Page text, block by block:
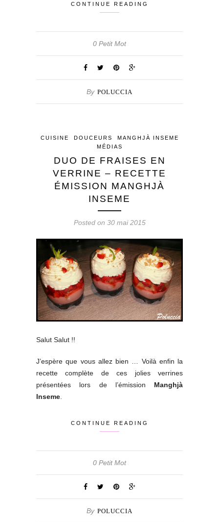
CONTINUE READING
0 Petit Mot
By POLUCCIA
CUISINE DOUCEURS
MANGHJÀ INSEME
MÉDIAS
DUO DE FRAISES EN
VERRINE – RECETTE
ÉMISSION MANGHJÀ
INSEME
Posted on 30 mai 2015
Salut Salut !!
J’espère que vous allez bien … Voilà enfin la
recette complète de ces jolies verrines
présentées lors de l’émission Manghjà
Inseme
CONTINUE READING
0 Petit Mot
By POLUCCIA